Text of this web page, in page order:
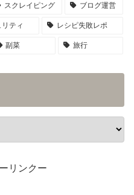
スクレイピング ブログ運営
ティ レシピ失敗レポ
副菜 旅行
リンクー